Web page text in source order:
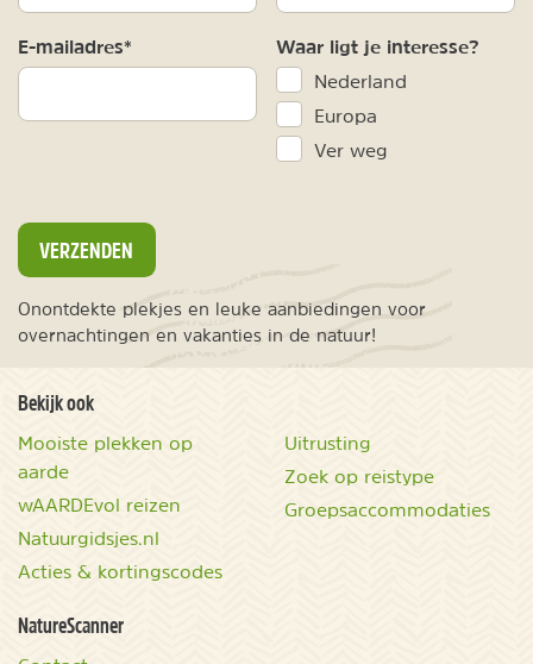
E-mailadres* Waar ligt je interesse?
Nederland
Europa
Ver weg
VERZENDEN
Onontdekte plekjes en leuke aanbiedingen voor
overnachtingen en vakanties in de natuur!
Bekijk ook
Mooiste plekken op
aarde
wAARDEvol reizen
Natuurgidsjes.nl
Acties & kortingscodes
Uitrusting
Zoek op reistype
Groepsaccommodaties
NatureScanner